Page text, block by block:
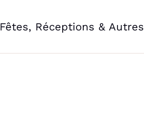
Fêtes, Réceptions & Autres